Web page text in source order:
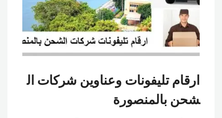
ارقام تليفونات وعناوين شركات ال
شحن بالمنصورة